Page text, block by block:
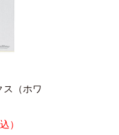
ス（ホワ
）